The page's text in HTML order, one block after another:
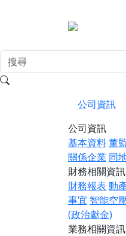
公司資訊
公司資訊
基本資料董
關係企業 同
財務相關資訊
財務報表 動
事宜 智能空
(政治獻金)
業務相關資訊